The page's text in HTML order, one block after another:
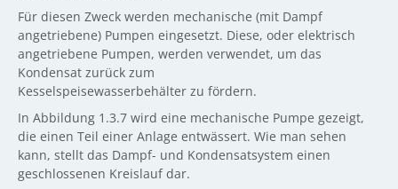
Für diesen Zweck werden mechanische (mit Dampf
angetriebene) Pumpen eingesetzt. Diese, oder elektrisch
angetriebene Pumpen, werden verwendet, um das
Kondensat zurück zum
Kesselspeisewasserbehälter zu fördern.
In Abbildung 1.3.7 wird eine mechanische Pumpe gezeigt,
die einen Teil einer Anlage entwässert. Wie man sehen
kann, stellt das Dampf- und Kondensatsystem einen
geschlossenen Kreislauf dar.